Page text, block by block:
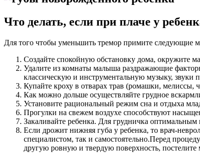
Что делать, если при плаче у
Для того чтобы уменьшить тремор примите следующие
Создайте спокойную обстановку дома, окружите
Удалите из комнаты малыша раздражающие
классическую и инструментальную музыку, звуки
Купайте кроху в отварах трав (ромашки, мелиссы,
Как можно дольше осуществляйте грудное
Установите рациональный режим сна и отдыха
Прогулки на свежем воздухе способствуют
Закаливайте ребенка. Для грудничка
Если дрожит нижняя губа у ребенка, то врач-
специалистом, так и самостоятельно.Перед
другую ровную и твердую поверхность,